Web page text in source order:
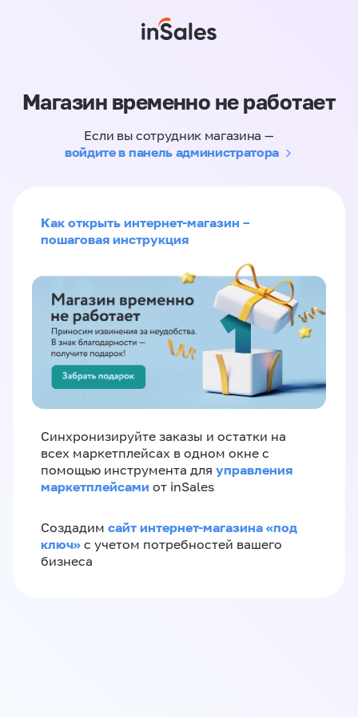
Магазин временно не работает
Если вы сотрудник магазина —
войдите в панель администратора
Как открыть интернет-магазин –
пошаговая инструкция
Синхронизируйте заказы и остатки на
всех маркетплейсах в одном окне с
помощью инструмента для управления
маркетплейсами от inSales
Создадим сайт интернет-магазина «под
ключ» с учетом потребностей вашего
бизнеса